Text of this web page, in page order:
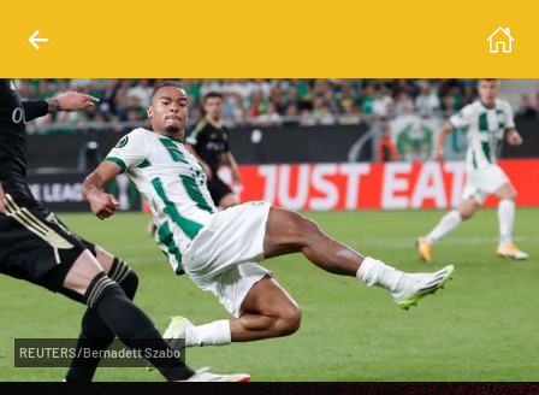
REUTERS/Bernadett Szabo